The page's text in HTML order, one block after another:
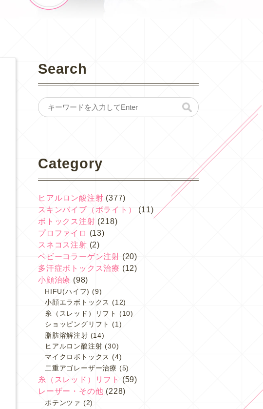
Search
Category
ヒアルロン酸注射 (377)
スキンバイブ（ボライト）
(11)
ボトックス注射 (218)
プロファイロ (13)
スネコス注射 (2)
ベビーコラーゲン注射 (20)
多汗症ボトックス治療 (12)
小顔治療 (98)
HIFU(ハイフ) (9)
小顔エラボトックス (12)
糸（スレッド）リフト
(10)
ショッピングリフト
(1)
脂肪溶解注射 (14)
ヒアルロン酸注射 (30)
マイクロボトックス (4)
二重アゴレーザー治療 (5)
糸（スレッド）リフト
(59)
レーザー・その他 (228)
ポテンツァ (2)